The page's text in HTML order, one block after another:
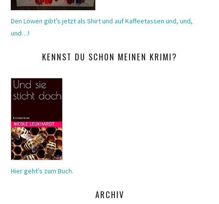
Den Löwen gibt’s jetzt als Shirt und auf Kaffeetassen und, und,
und…!
KENNST DU SCHON MEINEN KRIMI?
Hier geht’s zum Buch.
ARCHIV